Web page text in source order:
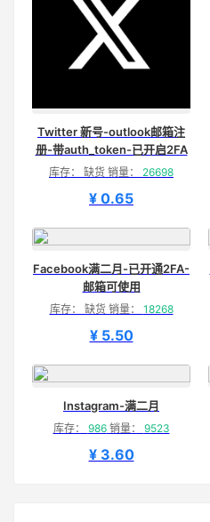
Twitter 新号-outlook邮箱注
册-带auth_token-已开启2FA
库存： 缺货 销量： 26698
¥ 0.65
Facebook满二月-已开通2FA-
邮箱可使用
库存： 缺货 销量： 18268
¥ 5.50
Instagram-满二月
库存： 986销量： 9523
¥ 3.60